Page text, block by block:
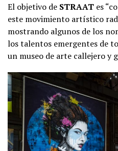
El objetivo de STRAAT es
este movimiento artístico
mostrando algunos de los
los talentos emergentes de
un museo de arte callejero y